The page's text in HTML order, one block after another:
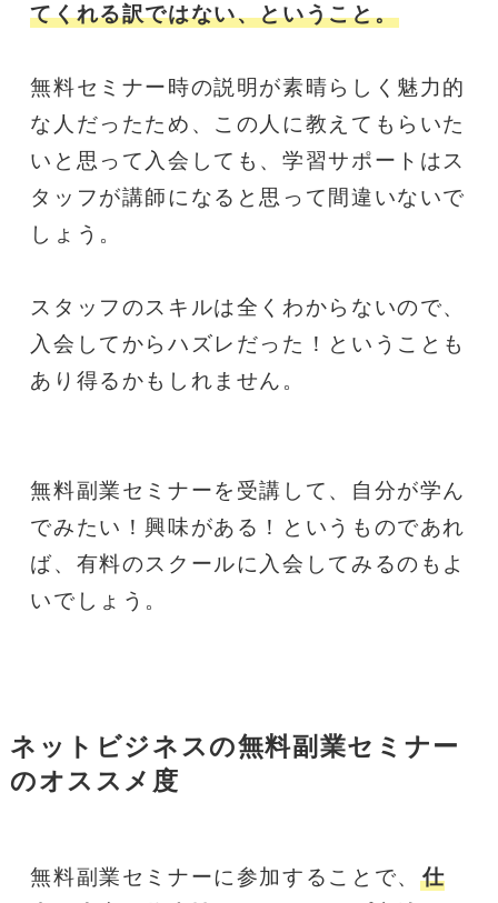
てくれる訳ではない、ということ。
無料セミナー時の説明が素晴らしく魅力的
な人だったため、この人に教えてもらいた
いと思って入会しても、学習サポートはス
タッフが講師になると思って間違いないで
しょう。
スタッフのスキルは全くわからないので、
入会してからハズレだった！ということも
あり得るかもしれません。
無料副業セミナーを受講して、自分が学ん
でみたい！興味がある！というものであれ
ば、有料のスクールに入会してみるのもよ
いでしょう。
ネットビジネスの無料副業セミナー
のオススメ度
無料副業セミナーに参加することで、 仕